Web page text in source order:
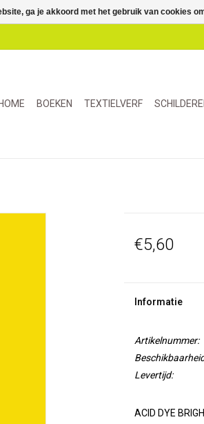
HOME BOEKEN TEXTIELVERF
€5,60
Informatie
Artikelnummer:
Levertijd:
ACID DYE
ga je akkoord met het gebruik van cookies